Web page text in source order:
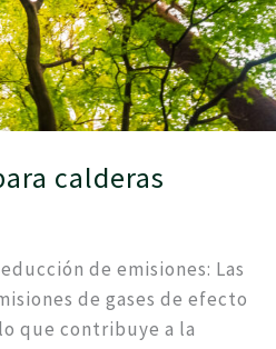
calderas
de emisiones: Las
de gases de efecto
que contribuye a la